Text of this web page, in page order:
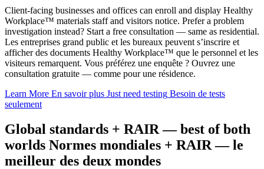
Client-facing businesses and offices can enroll and display Healthy
Workplace™ materials staff and visitors notice. Prefer a problem
investigation instead? Start a free consultation — same as residential.
Les entreprises grand public et les bureaux peuvent s’inscrire et
afficher des documents Healthy Workplace™ que le personnel et les
visiteurs remarquent. Vous préférez une enquête ? Ouvrez une
consultation gratuite — comme pour une résidence.
Learn More En savoir plus Just need testing Besoin de tests
seulement
Global standards + RAIR — best of both
worlds Normes mondiales + RAIR — le
meilleur des deux mondes